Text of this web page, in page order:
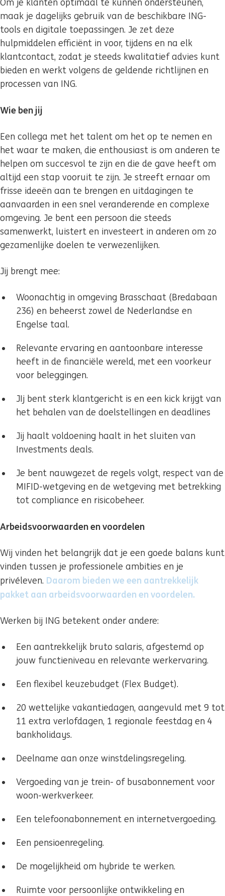
Om je klanten optimaal te kunnen ondersteunen,
maak je dagelijks gebruik van de beschikbare ING-
tools en digitale toepassingen. Je zet deze
hulpmiddelen efficiënt in voor, tijdens en na elk
klantcontact, zodat je steeds kwalitatief advies kunt
bieden en werkt volgens de geldende richtlijnen en
processen van ING.
Wie ben jij
Een collega met het talent om het op te nemen en
het waar te maken, die enthousiast is om anderen te
helpen om succesvol te zijn en die de gave heeft om
altijd een stap vooruit te zijn. Je streeft ernaar om
frisse ideeën aan te brengen en uitdagingen te
aanvaarden in een snel veranderende en complexe
omgeving. Je bent een persoon die steeds
samenwerkt, luistert en investeert in anderen om zo
gezamenlijke doelen te verwezenlijken.
Jij brengt mee:
Woonachtig in omgeving Brasschaat (Bredabaan
236) en beheerst zowel de Nederlandse en
Engelse taal.
Relevante ervaring en aantoonbare interesse
heeft in de financiële wereld, met een voorkeur
voor beleggingen.
JIj bent sterk klantgericht is en een kick krijgt van
het behalen van de doelstellingen en deadlines
Jij haalt voldoening haalt in het sluiten van
Investments deals.
Je bent nauwgezet de regels volgt, respect van de
MIFID-wetgeving en de wetgeving met betrekking
tot compliance en risicobeheer.
Arbeidsvoorwaarden en voordelen
Wij vinden het belangrijk dat je een goede balans kunt
vinden tussen je professionele ambities en je
privéleven. Daarom bieden we een aantrekkelijk
pakket aan arbeidsvoorwaarden en voordelen.
Werken bij ING betekent onder andere:
Een aantrekkelijk bruto salaris, afgestemd op
jouw functieniveau en relevante werkervaring.
Een flexibel keuzebudget (Flex Budget).
20 wettelijke vakantiedagen, aangevuld met 9 tot
11 extra verlofdagen, 1 regionale feestdag en 4
bankholidays.
Deelname aan onze winstdelingsregeling.
Vergoeding van je trein- of busabonnement voor
woon-werkverkeer.
Een telefoonabonnement en internetvergoeding.
Een pensioenregeling.
De mogelijkheid om hybride te werken.
Ruimte voor persoonlijke ontwikkeling en